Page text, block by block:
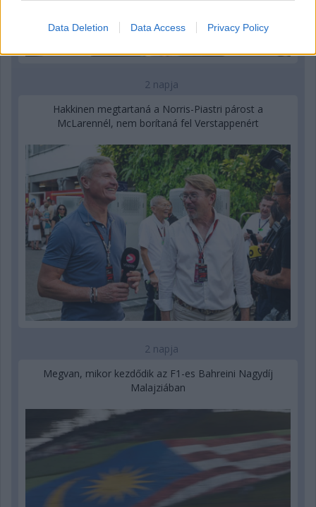
Data Deletion Data Access Privacy Policy
2 napja
Hakkinen megtartaná a Norris-Piastri párost a
McLarennél, nem borítaná fel Verstappenért
2 napja
Megvan, mikor kezdődik az F1-es Bahreini Nagydíj
Malajziában